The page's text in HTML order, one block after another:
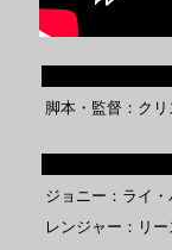
脚本・監督：ク
ジョニー：ライ
レンジャー：リ